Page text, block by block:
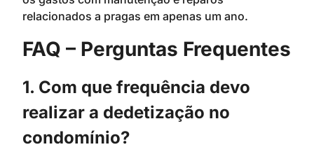
relacionados a pragas em apenas um ano.
FAQ – Perguntas Frequentes
1. Com que frequência devo
realizar a dedetização no
condomínio?